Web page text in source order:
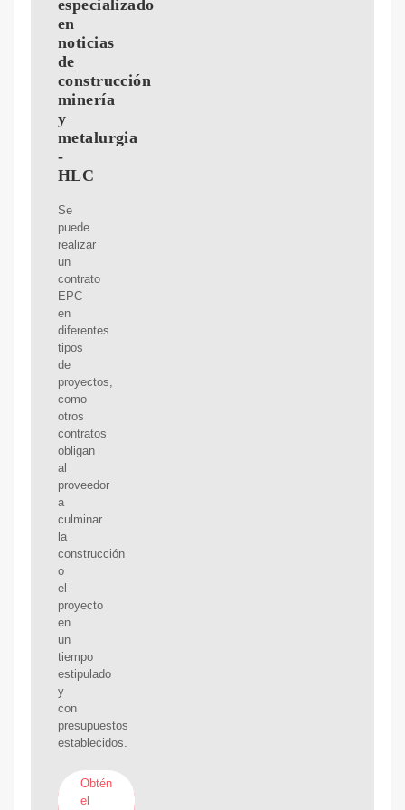
especializado
en
noticias
de
construcción
minería
y
metalurgia
-
HLC
Se
puede
realizar
un
contrato
EPC
en
diferentes
tipos
de
proyectos,
como
otros
contratos
obligan
al
proveedor
a
culminar
la
construcción
o
el
proyecto
en
un
tiempo
estipulado
y
con
presupuestos
establecidos.
Obtén
el